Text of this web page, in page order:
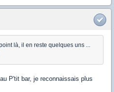
là, il en reste quelques uns ...
P'tit bar, je reconnaissais plus